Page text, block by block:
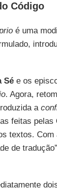
Código
é uma
Sée os
. Agora,
a
feitas pelas
textos.
de